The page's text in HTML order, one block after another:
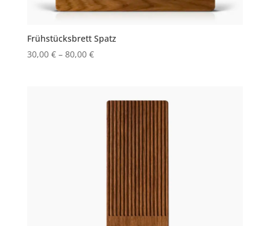
Frühstücksbrett Spatz
30,00 €– 80,00 €